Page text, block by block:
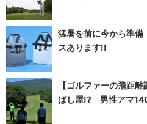
猛暑を前に今から準備
スあります!!
【ゴルファーの飛距
ばし屋!? 男性アマ